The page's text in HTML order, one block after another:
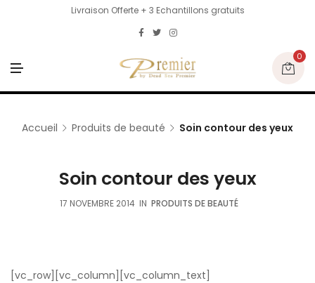
Livraison Offerte + 3 Echantillons gratuits
N
U
0
Accueil Produits de beauté Soin contour des yeux
Soin contour des yeux
17 NOVEMBRE 2014 IN PRODUITS DE BEAUTÉ
[vc_row][vc_column][vc_column_text]